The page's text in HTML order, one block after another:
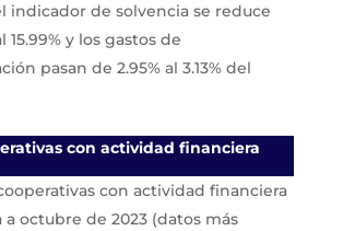
indicador de solvencia se reduce
15.99% y los gastos de
pasan de 2.95% al 3.13% del
con actividad financiera
cooperativas con actividad financiera
a octubre de 2023 (datos más